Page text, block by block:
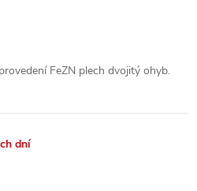
FeZN plech dvojitý ohyb.
dní